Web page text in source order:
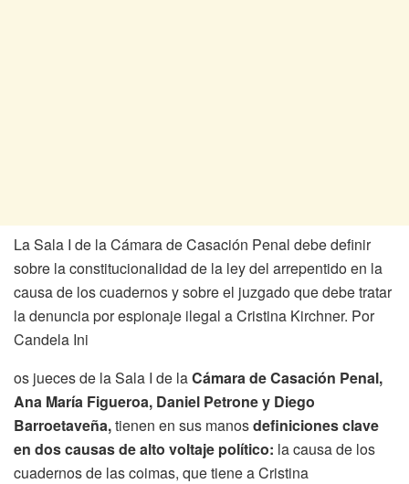
La Sala I de la Cámara de Casación Penal debe definir
sobre la constitucionalidad de la ley del arrepentido en la
causa de los cuadernos y sobre el juzgado que debe tratar
la denuncia por espionaje ilegal a Cristina Kirchner. Por
Candela Ini
os jueces de la Sala I de laCámara de Casación Penal,
Ana María Figueroa, Daniel Petrone y Diego
Barroetaveña,tienen en sus manosdefiniciones clave
en dos causas de alto voltaje político: la causa de los
cuadernos de las coimas, que tiene a Cristina